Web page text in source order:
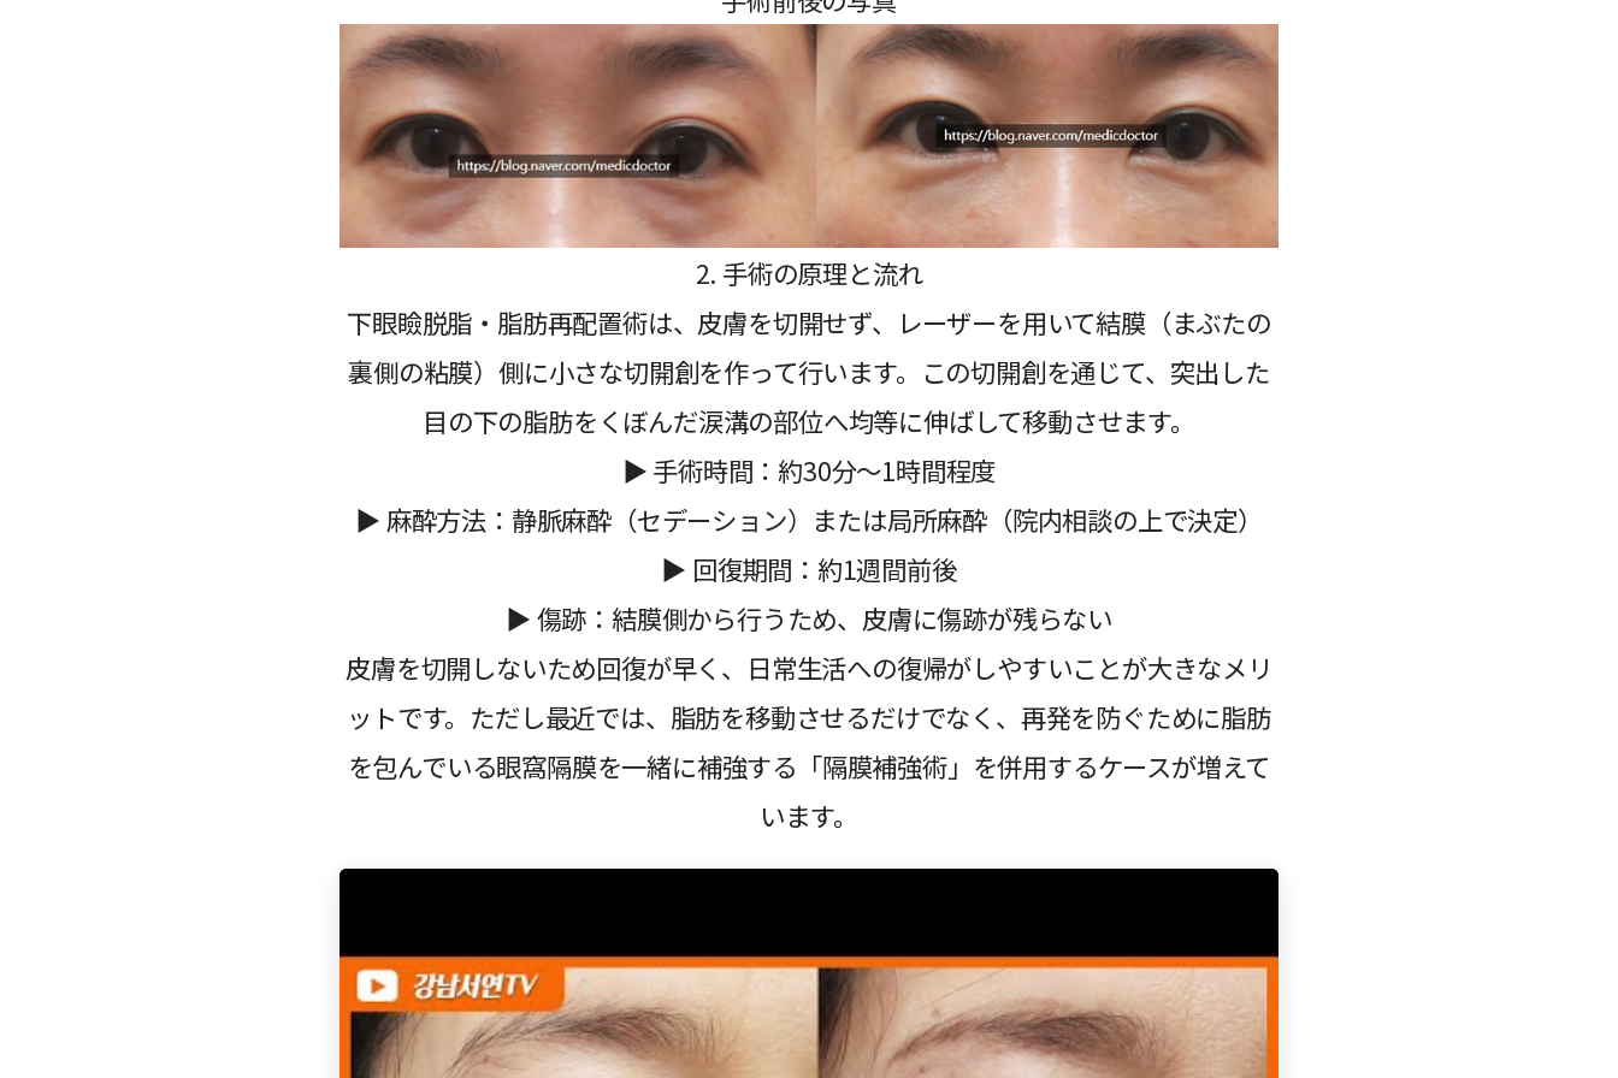
2. 手術の原理と流れ
下眼瞼脱脂・脂肪再配置術は、皮膚を切開せず、レーザーを用いて結膜（まぶたの
裏側の粘膜）側に小さな切開創を作って行います。この切開創を通じて、突出した
目の下の脂肪をくぼんだ涙溝の部位へ均等に伸ばして移動させます。
▶ 手術時間：約30分〜1時間程度
▶ 麻酔方法：静脈麻酔（セデーション）または局所麻酔（院内相談の上で決定）
▶ 回復期間：約1週間前後
▶ 傷跡：結膜側から行うため、皮膚に傷跡が残らない
皮膚を切開しないため回復が早く、日常生活への復帰がしやすいことが大きなメリ
ットです。ただし最近では、脂肪を移動させるだけでなく、再発を防ぐために脂肪
を包んでいる眼窩隔膜を一緒に補強する「隔膜補強術」を併用するケースが増えて
います。